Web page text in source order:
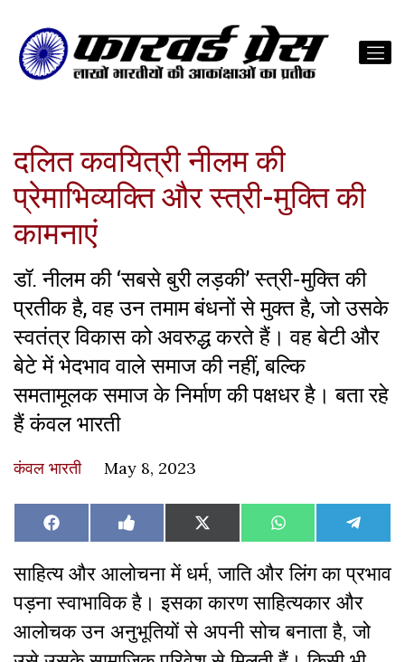
दलित कवयित्री नीलम की
प्रेमाभिव्यक्ति और स्त्री-मुक्ति की
कामनाएं
डॉ. नीलम की ‘सबसे बुरी लड़की’ स्त्री-मुक्ति की
प्रतीक है, वह उन तमाम बंधनों से मुक्त है, जो उसके
स्वतंत्र विकास को अवरुद्ध करते हैं। वह बेटी और
बेटे में भेदभाव वाले समाज की नहीं, बल्कि
समतामूलक समाज के निर्माण की पक्षधर है। बता रहे
हैं कंवल भारती
कंवल भारती May 8, 2023
Share
on
Facebook Share
on
Like
on
Facebook
Share
on
X
(Twitter)
Share
on
WhatsAppShare
on
साहित्य और आलोचना में धर्म, जाति और लिंग का प्रभाव
पड़ना स्वाभाविक है। इसका कारण साहित्यकार और
आलोचक उन अनुभूतियों से अपनी सोच बनाता है, जो